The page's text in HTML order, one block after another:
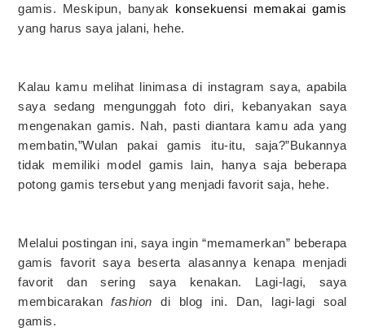
gamis. Meskipun, banyak konsekuensi memakai gamis
yang harus saya jalani, hehe.
Kalau kamu melihat linimasa di instagram saya, apabila
saya sedang mengunggah foto diri, kebanyakan saya
mengenakan gamis. Nah, pasti diantara kamu ada yang
membatin,”Wulan pakai gamis itu-itu, saja?”Bukannya
tidak memiliki model gamis lain, hanya saja beberapa
potong gamis tersebut yang menjadi favorit saja, hehe.
Melalui postingan ini, saya ingin “memamerkan” beberapa
gamis favorit saya beserta alasannya kenapa menjadi
favorit dan sering saya kenakan. Lagi-lagi, saya
membicarakanfashion di blog ini. Dan, lagi-lagi soal
gamis.